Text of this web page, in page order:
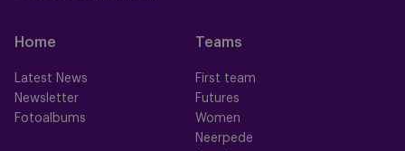
Home
Latest News
Newsletter
Fotoalbums
Teams
First team
Futures
Women
Neerpede